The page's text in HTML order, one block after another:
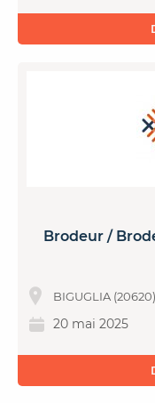
Brodeur /
BIGUGLIA (20620)
20 mai 2025